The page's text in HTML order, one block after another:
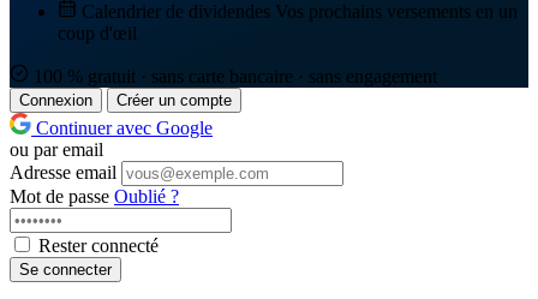
Calendrier de dividendes Vos prochains versements en un
coup d'œil
100 % gratuit · sans carte bancaire · sans engagement
Connexion Créer un compte
Continuer avec Google
ou par email
Adresse email
Mot de passe Oublié ?
Rester connecté
Se connecter